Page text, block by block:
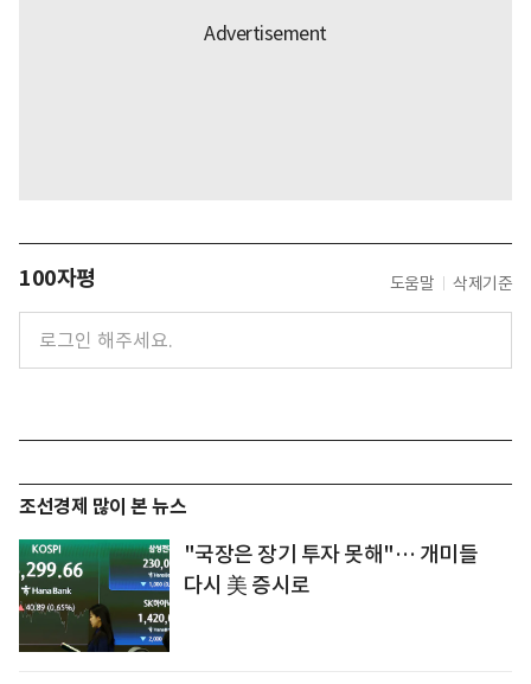
100자평 도움말 삭제기준
조선경제 많이 본 뉴스
"국장은 장기 투자 못해"… 개미들
다시 美 증시로